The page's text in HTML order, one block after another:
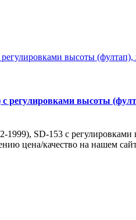
высоты
SD-153 с регулировками
цена/качество на нашем